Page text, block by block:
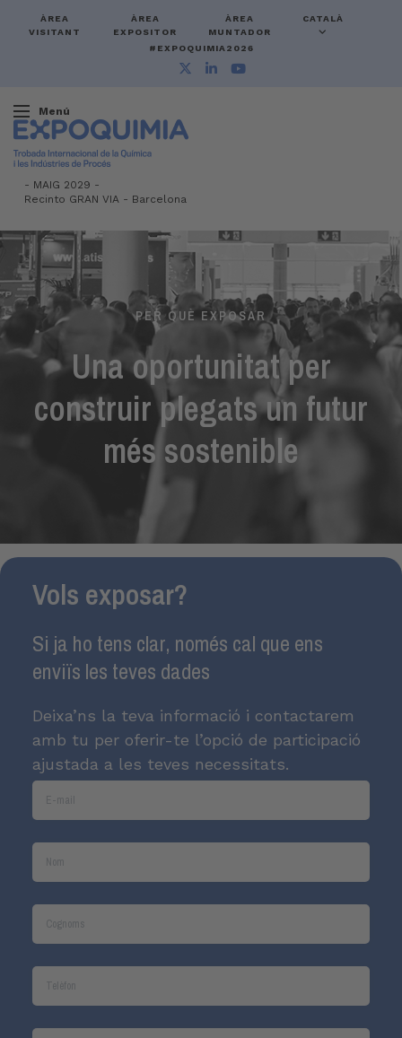
ÀREA
VISITANT
ÀREA
EXPOSITOR
ÀREA
MUNTADOR
CATALÀ
#EXPOQUIMIA2026
Menú
- MAIG 2029 -
Recinto GRAN VIA - Barcelona
PER QUÈ EXPOSAR
Una oportunitat per
construir plegats un futur
més sostenible
Vols exposar?
Si ja ho tens clar, només cal que ens
enviïs les teves dades
Deixa’ns la teva informació i contactarem
amb tu per oferir-te l’opció de participació
ajustada a les teves necessitats.